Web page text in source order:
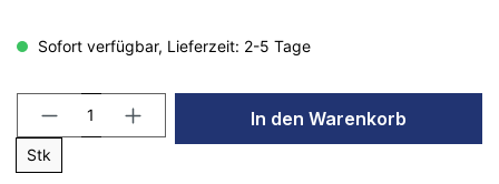
Sofort verfügbar, Lieferzeit: 2-5 Tage
Stk
In den Warenkorb